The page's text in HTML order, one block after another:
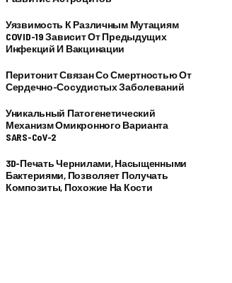
Уязвимость К Различным Мутациям
COVID-19 Зависит От Предыдущих
Инфекций И Вакцинации
Перитонит Связан Со Смертностью От
Сердечно-Сосудистых Заболеваний
Уникальный Патогенетический
Механизм Омикронного Варианта
SARS-CoV-2
3D-Печать Чернилами, Насыщенными
Бактериями, Позволяет Получать
Композиты, Похожие На Кости